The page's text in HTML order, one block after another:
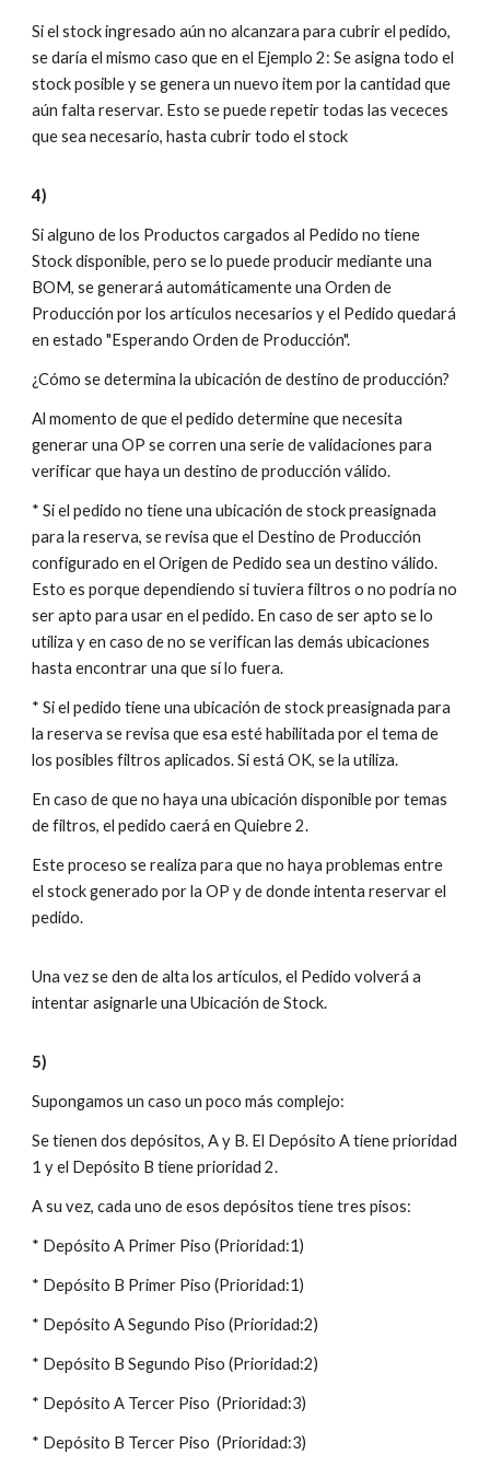
Si el stock ingresado aún no alcanzara para cubrir el pedido,
se daría el mismo caso que en el Ejemplo 2: Se asigna todo el
stock posible y se genera un nuevo item por la cantidad que
aún falta reservar. Esto se puede repetir todas las vececes
que sea necesario, hasta cubrir todo el stock
4)
Si alguno de los Productos cargados al Pedido no tiene
Stock disponible, pero se lo puede producir mediante una
BOM, se generará automáticamente una Orden de
Producción por los artículos necesarios y el Pedido quedará
en estado "Esperando Orden de Producción".
¿Cómo se determina la ubicación de destino de producción?
Al momento de que el pedido determine que necesita
generar una OP se corren una serie de validaciones para
verificar que haya un destino de producción válido.
* Si el pedido no tiene una ubicación de stock preasignada
para la reserva, se revisa que el Destino de Producción
configurado en el Origen de Pedido sea un destino válido.
Esto es porque dependiendo si tuviera filtros o no podría no
ser apto para usar en el pedido. En caso de ser apto se lo
utiliza y en caso de no se verifican las demás ubicaciones
hasta encontrar una que sí lo fuera.
* Si el pedido tiene una ubicación de stock preasignada para
la reserva se revisa que esa esté habilitada por el tema de
los posibles filtros aplicados. Si está OK, se la utiliza.
En caso de que no haya una ubicación disponible por temas
de filtros, el pedido caerá en Quiebre 2.
Este proceso se realiza para que no haya problemas entre
el stock generado por la OP y de donde intenta reservar el
pedido.
Una vez se den de alta los artículos, el Pedido volverá a
intentar asignarle una Ubicación de Stock.
5)
Supongamos un caso un poco más complejo:
Se tienen dos depósitos, A y B. El Depósito A tiene prioridad
1 y el Depósito B tiene prioridad 2.
A su vez, cada uno de esos depósitos tiene tres pisos:
* Depósito A Primer Piso (Prioridad:1)
* Depósito B Primer Piso (Prioridad:1)
* Depósito A Segundo Piso (Prioridad:2)
* Depósito B Segundo Piso (Prioridad:2)
* Depósito A Tercer Piso (Prioridad:3)
* Depósito B Tercer Piso (Prioridad:3)